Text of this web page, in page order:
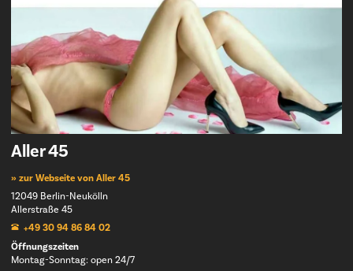
Aller 45
» zur Webseite von Aller 45
12049 Berlin-Neukölln
Allerstraße 45
+49 30 94 86 84 02
Öffnungszeiten
Montag-Sonntag: open 24/7